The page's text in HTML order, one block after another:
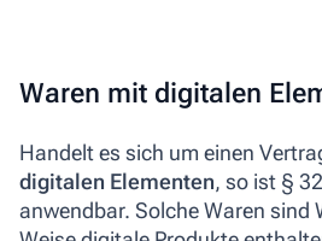
Waren mit digitalen
Handelt es sich um einen
digitalen Elementen, so ist §
anwendbar. Solche Waren sind